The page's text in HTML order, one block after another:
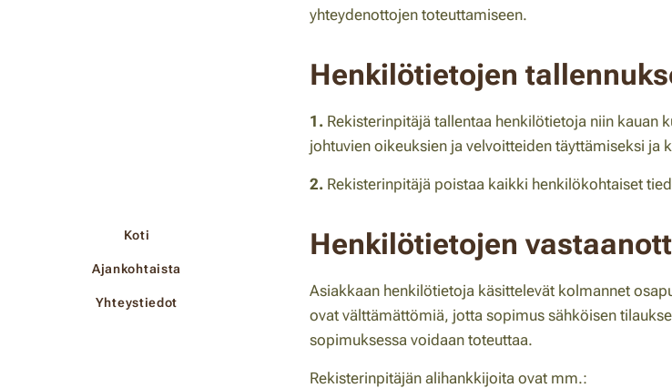
Koti
Ajankohtaista
Yhteystiedot
yhteydenottojen toteuttamiseen.
Henkilötietojen
1. Rekisterinpitäjä tallentaa henkilötietoja niin kauan
johtuvien oikeuksien ja velvoitteiden täyttämiseksi ja
2. Rekisterinpitäjä poistaa kaikki henkilökohtaiset
Henkilötietojen
Asiakkaan henkilötietoja käsittelevät kolmannet
ovat välttämättömiä, jotta sopimus sähköisen
sopimuksessa voidaan toteuttaa.
Rekisterinpitäjän alihankkijoita ovat mm.: